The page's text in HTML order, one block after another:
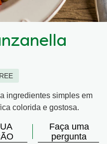
ingredientes simples em
colorida e gostosa.
Faça uma
pergunta